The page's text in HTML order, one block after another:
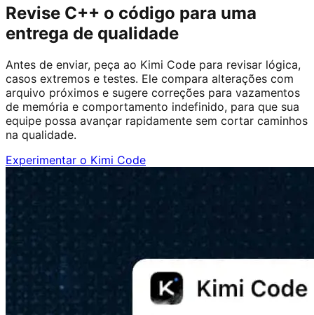
Revise C++ o código para uma
entrega de qualidade
Antes de enviar, peça ao Kimi Code para revisar lógica,
casos extremos e testes. Ele compara alterações com
arquivo próximos e sugere correções para vazamentos
de memória e comportamento indefinido, para que sua
equipe possa avançar rapidamente sem cortar caminhos
na qualidade.
Experimentar o Kimi Code